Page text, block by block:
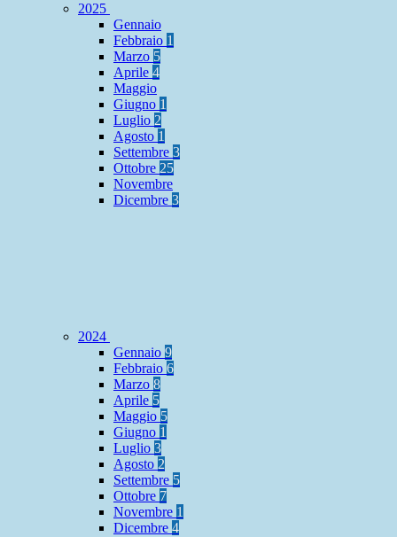
2025
Gennaio
Febbraio 1
Marzo 5
Aprile 4
Maggio
Giugno 1
Luglio 2
Agosto 1
Settembre 3
Ottobre 25
Novembre
Dicembre 3
2024
Gennaio 9
Febbraio 6
Marzo 8
Aprile 5
Maggio 5
Giugno 1
Luglio 3
Agosto 2
Settembre 5
Ottobre 7
Novembre 1
Dicembre 4